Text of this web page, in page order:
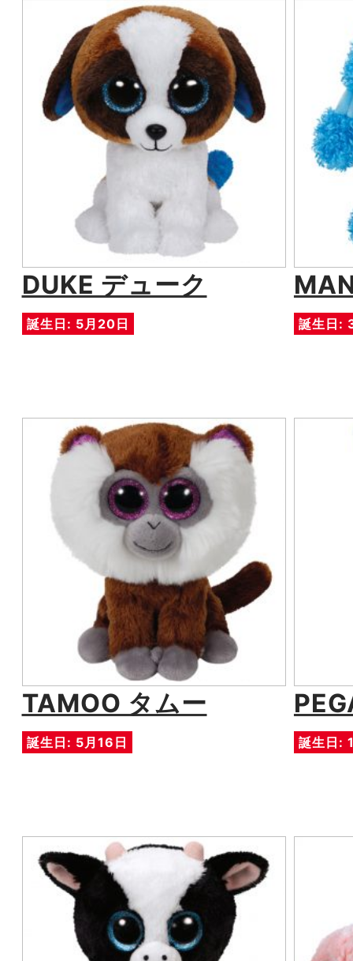
DUKE デューク
誕生日: 5月20日 誕生日:
TAMOO タムー
誕生日: 5月16日 誕生日: